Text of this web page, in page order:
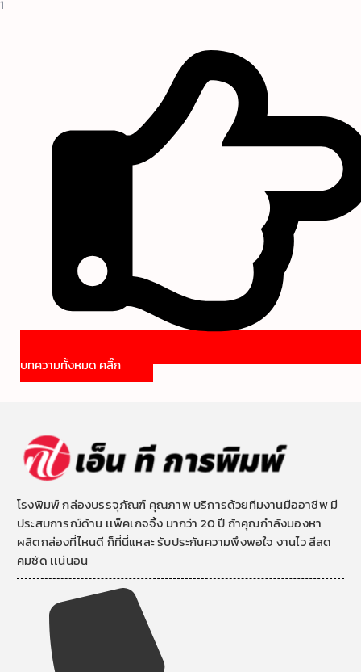
บทความทั้งหมด คลิ๊ก
โรงพิมพ์ กล่องบรรจุภัณฑ์ คุณภาพ บริการด้วยทีมงานมืออาชีพ มี
ประสบการณ์ด้าน เเพ็คเกจจิ้ง มากว่า 20 ปี ถ้าคุณกำลังมองหา
ผลิตกล่องที่ไหนดี ก็ที่นี่แหละ รับประกันความพึงพอใจ งานไว สีสด
คมชัด เเน่นอน